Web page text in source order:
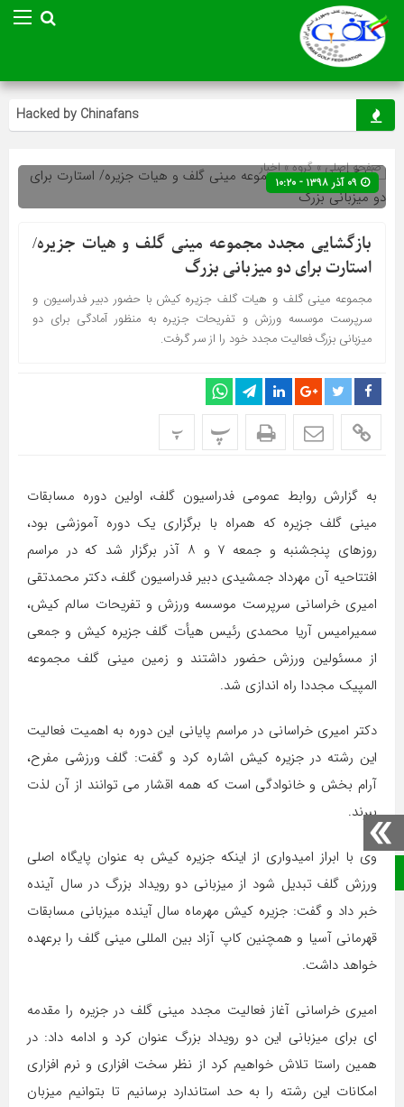
صفحه نخست
Hacked by Chinafans
صفحه اصلی» گروه »اخبار
بازگشایی مجدد مجموعه مینی گلف و هیات جزیره/
استارت برای دو میزبانی بزرگ
مجموعه مینی گلف و هیات گلف جزیره کیش با حضور دبیر فدراسیون و
سرپرست موسسه ورزش و تفریحات جزیره به منظور آمادگی برای دو
میزبانی بزرگ فعالیت مجدد خود را از سر گرفت.
پ پ
به گزارش روابط عمومی فدراسیون گلف، اولین دوره مسابقات
مینی گلف جزیره که همراه با برگزاری یک دوره آموزشی بود،
روزهای پنجشنبه و جمعه ۷ و ۸ آذر برگزار شد که در مراسم
افتتاحیه آن مهرداد جمشیدی دبیر فدراسیون گلف، دکتر محمدتقی
امیری خراسانی سرپرست موسسه ورزش و تفریحات سالم کیش،
سمیرامیس آریا محمدی رئیس هیأت گلف جزیره کیش و جمعی
از مسئولین ورزش حضور داشتند و زمین مینی گلف مجموعه
المپیک مجددا راه اندازی شد.
دکتر امیری خراسانی در مراسم پایانی این دوره به اهمیت فعالیت
این رشته در جزیره کیش اشاره کرد و گفت: گلف ورزشی مفرح،
آرام بخش و خانوادگی است که همه اقشار می توانند از آن لذت
ببرند.
وی با ابراز امیدواری از اینکه جزیره کیش به عنوان پایگاه اصلی
ورزش گلف تبدیل شود از میزبانی دو رویداد بزرگ در سال آینده
خبر داد و گفت: جزیره کیش مهرماه سال آینده میزبانی مسابقات
قهرمانی آسیا و همچنین کاپ آزاد بین المللی مینی گلف را برعهده
خواهد داشت.
امیری خراسانی آغاز فعالیت مجدد مینی گلف در جزیره را مقدمه
ای برای میزبانی این دو رویداد بزرگ عنوان کرد و ادامه داد: در
همین راستا تلاش خواهیم کرد از نظر سخت افزاری و نرم افزاری
امکانات این رشته را به حد استاندارد برسانیم تا بتوانیم میزبان